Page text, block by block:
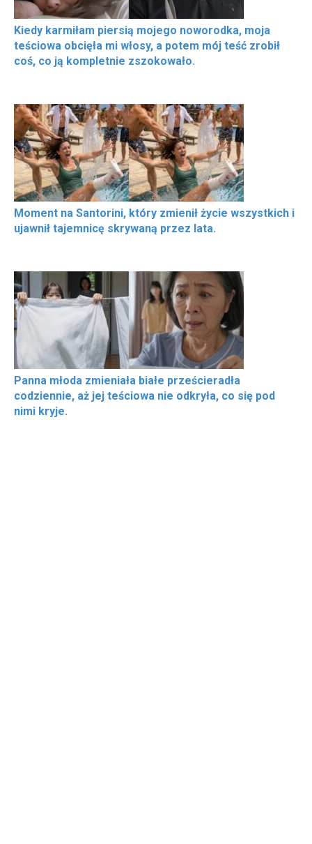
Kiedy karmiłam piersią mojego noworodka, moja
teściowa obcięła mi włosy, a potem mój teść zrobił
coś, co ją kompletnie zszokowało.
Moment na Santorini, który zmienił życie wszystkich i
ujawnił tajemnicę skrywaną przez lata.
Panna młoda zmieniała białe prześcieradła
codziennie, aż jej teściowa nie odkryła, co się pod
nimi kryje.